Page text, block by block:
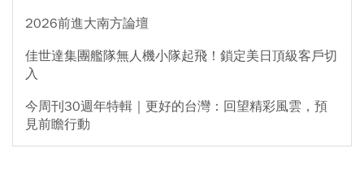
2026前進大南方論壇
佳世達集團艦隊無人機小隊起飛！鎖定美日頂級客戶切
入
今周刊30週年特輯｜更好的台灣：回望精彩風雲，預
見前瞻行動